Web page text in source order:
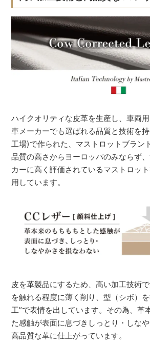
ハイクオリティな皮革を生産し、車両
車メーカーでも選ばれる品質と技術を
工場)で作られた、マストロットブラン
品質の高さからヨーロッパのみならず
カーに高く評価されているマストロッ
用しています。
皮を革製品にするため、高い加工技術で
を触れる程度に薄く削り、型（シボ）
工”で表情を出しています。その為、革
た感触が表面に息づきしっとり・しな
高品質な革に仕上がっています。